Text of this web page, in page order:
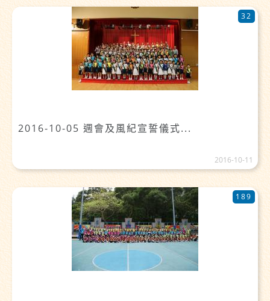
2016-10-05 週會及風紀宣誓儀式...
32
2016-10-11
189